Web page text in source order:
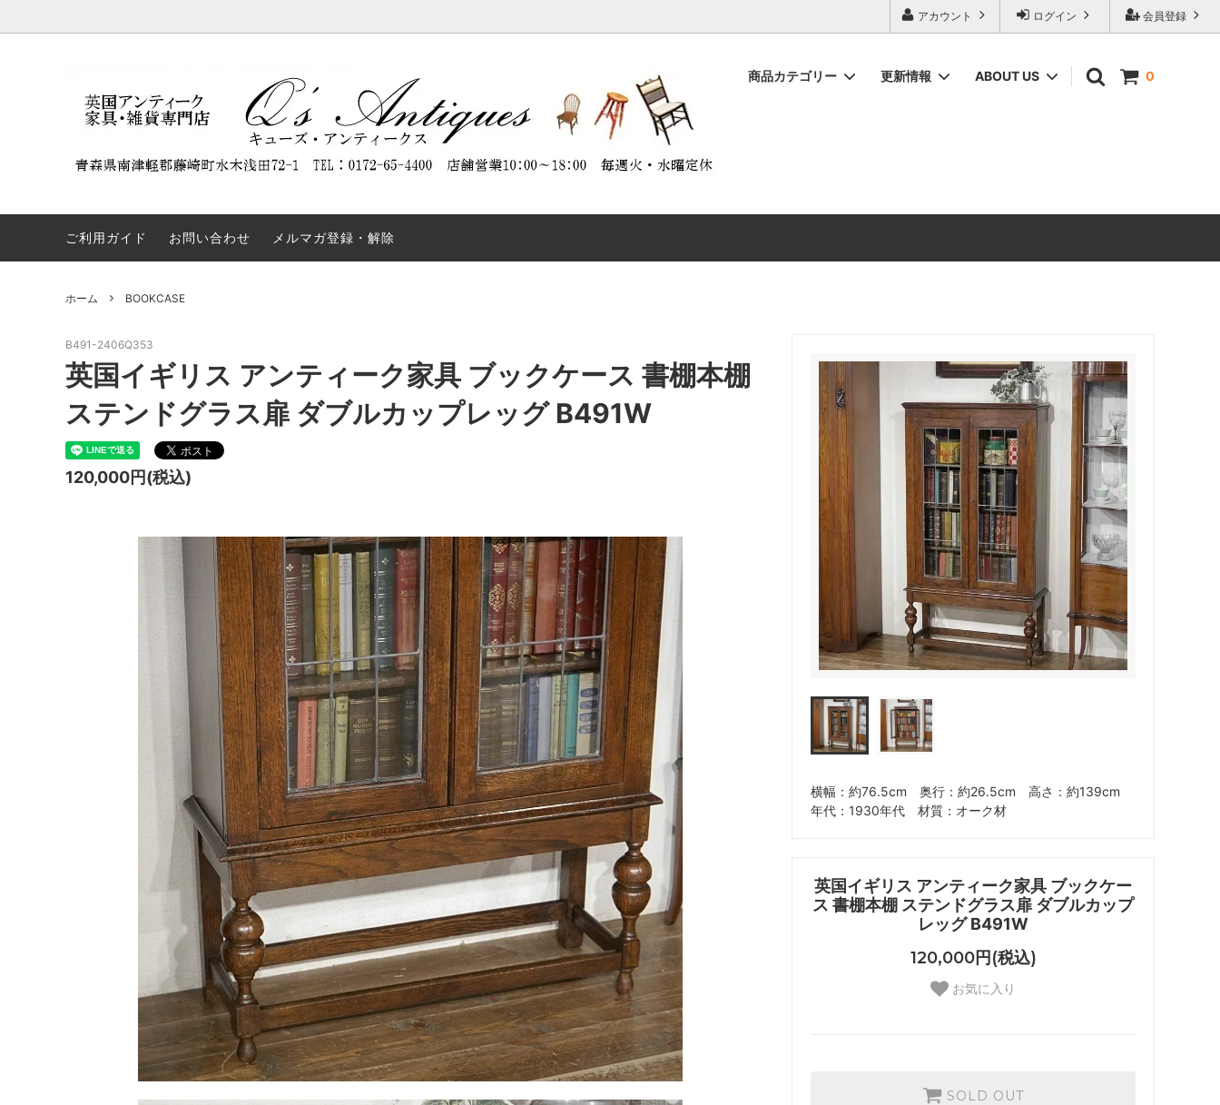
会員登録
ログイン
アカウント
0
商品カテゴリー
BOOKCASE DESK
SIDEBOARD TABLE CHAIR
OTHERS COLLECTABLES OTHER FURNITURE
更新情報
割引商品 特別割引商品
ABOUT US
Q'S ANTIQUES（キューズ・アンティー
クス）について
RESTORATION（商品のメンテナンスに
ついて）
ABOUT ANTIQUES（アンティーク家具
について）
ください。
ご利用ガイド
お問い合わせ メルマガ登録・解除
ホーム BOOKCASE
横幅：約76.5cm 奥行：約26.5cm 高さ：約139cm
年代：1930年代 材質：オーク材
英国イギリス アンティーク家具 ブックケー
ス 書棚本棚 ステンドグラス扉 ダブルカップ
レッグ B491W
120,000円(税込)
お気に入り
SOLD OUT
B491-2406Q353
英国イギリス アンティーク家具 ブックケース 書棚本棚
ステンドグラス扉 ダブルカップレッグ B491W
120,000円(税込)